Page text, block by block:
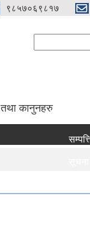
९८५७०६९८१७
कानुनहरु
सम्पत्ति